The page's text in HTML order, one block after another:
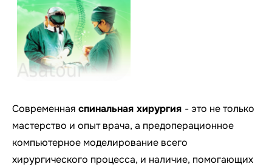
Современная спинальная хирургия - это не только
мастерство и опыт врача, а предоперационное
компьютерное моделирование всего
хирургического процесса, и наличие, помогающих